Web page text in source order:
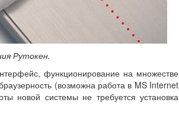
Рутокен.
функционирование на множестве
(возможна работа в MS Internet
новой системы не требуется установка